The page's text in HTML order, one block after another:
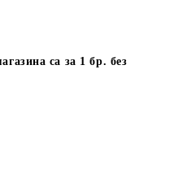
са за 1 бр. без